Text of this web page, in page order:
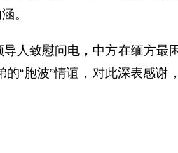
。
人致慰问电，中方在缅方最
“胞波”情谊，对此深表感谢